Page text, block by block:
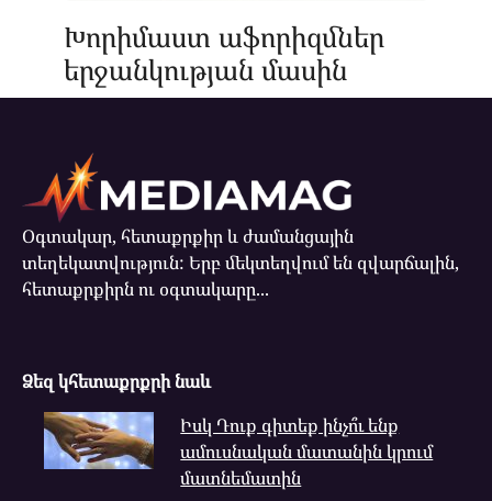
Խորիմաստ աֆորիզմներ
երջանկության մասին
Օգտակար, հետաքրքիր և ժամանցային
տեղեկատվություն: Երբ մեկտեղվում են զվարճալին,
հետաքրքիրն ու օգտակարը...
Ձեզ կհետաքրքրի նաև
Իսկ Դուք գիտեք ինչո՞ւ ենք
ամուսնական մատանին կրում
մատնեմատին